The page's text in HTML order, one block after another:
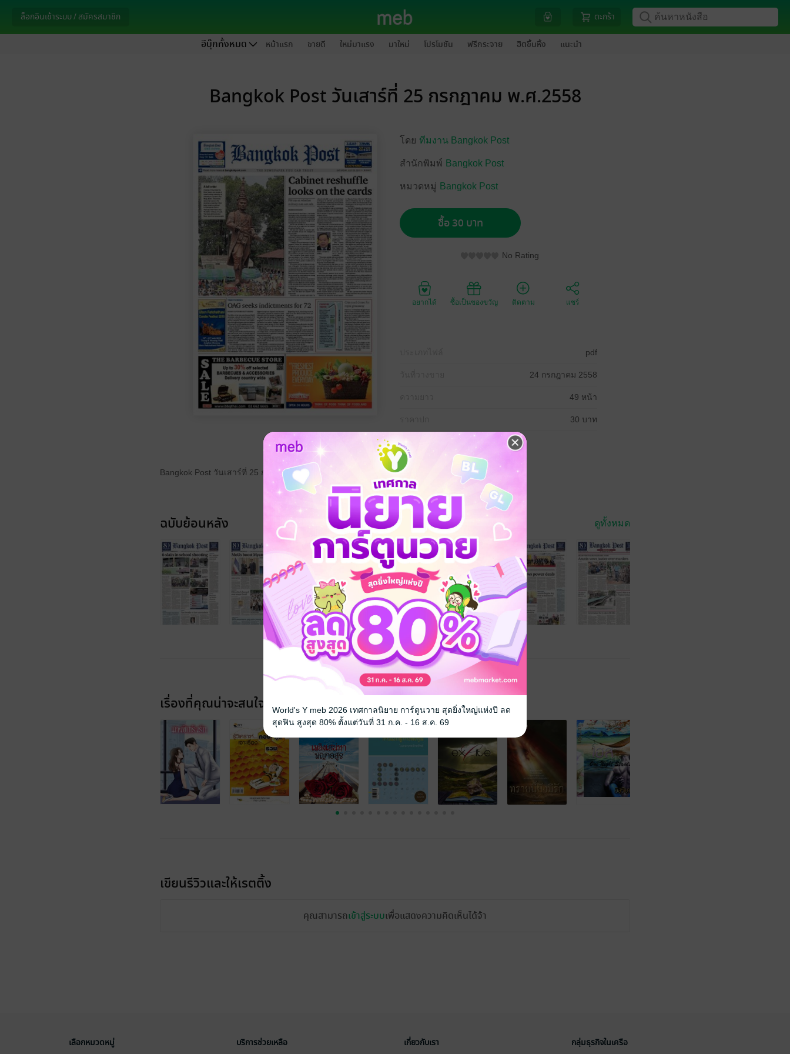
ล็อกอินเข้าระบบ / สมัครสมาชิก ตะกร้า
อีบุ๊กทั้งหมด หน้าแรก ขายดี ใหม่มาแรง มาใหม่ โปรโมชัน ฟรีกระจาย ฮิตขึ้นหิ้ง แนะนำ
Bangkok Post วันเสาร์ที่ 25 กรกฎาคม พ.ศ.2558
โดย ทีมงาน Bangkok Post
สำนักพิมพ์ Bangkok Post
หมวดหมู่ Bangkok Post
ซื้อ 30 บาท
No Rating
อยากได้ ซื้อเป็นของขวัญ ติดตาม แชร์
pdf
24 กรกฎาคม 2558
49 หน้า
30 บาท
Bangkok Post วันเสาร์ที่ 25 กรกฎาคม พ.ศ.2558
ฉบับย้อนหลัง ดูทั้งหมด
เรื่องที่คุณน่าจะสนใจ
เขียนรีวิวและให้เรตติ้ง
คุณสามารถเข้าสู่ระบบเพื่อแสดงความคิดเห็นได้จ้า
เลือกหมวดหมู่ บริการช่วยเหลือ เกี่ยวกับเรา กลุ่มธุรกิจในเครือ
World's Y meb 2026 เทศกาลนิยาย การ์ตูนวาย สุดยิ่งใหญ่แห่งปี ลด
สุดฟิน สูงสุด 80% ตั้งแต่วันที่ 31 ก.ค. - 16 ส.ค. 69